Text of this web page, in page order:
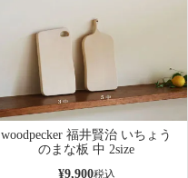
woodpecker 福井賢治 いちょう
のまな板 中 2size
¥9,900税込